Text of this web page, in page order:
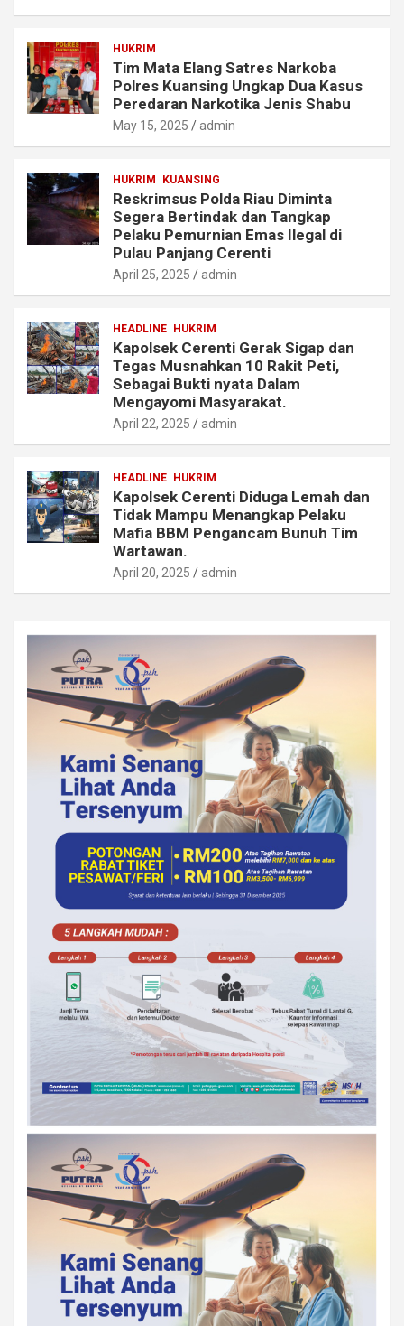
HUKRIM
Tim Mata Elang Satres Narkoba
Polres Kuansing Ungkap Dua Kasus
Peredaran Narkotika Jenis Shabu
May 15, 2025 admin
HUKRIM KUANSING
Reskrimsus Polda Riau Diminta
Segera Bertindak dan Tangkap
Pelaku Pemurnian Emas Ilegal di
Pulau Panjang Cerenti
April 25, 2025 admin
HEADLINE HUKRIM
Kapolsek Cerenti Gerak Sigap dan
Tegas Musnahkan 10 Rakit Peti,
Sebagai Bukti nyata Dalam
Mengayomi Masyarakat.
April 22, 2025 admin
HEADLINE HUKRIM
Kapolsek Cerenti Diduga Lemah dan
Tidak Mampu Menangkap Pelaku
Mafia BBM Pengancam Bunuh Tim
Wartawan.
April 20, 2025 admin